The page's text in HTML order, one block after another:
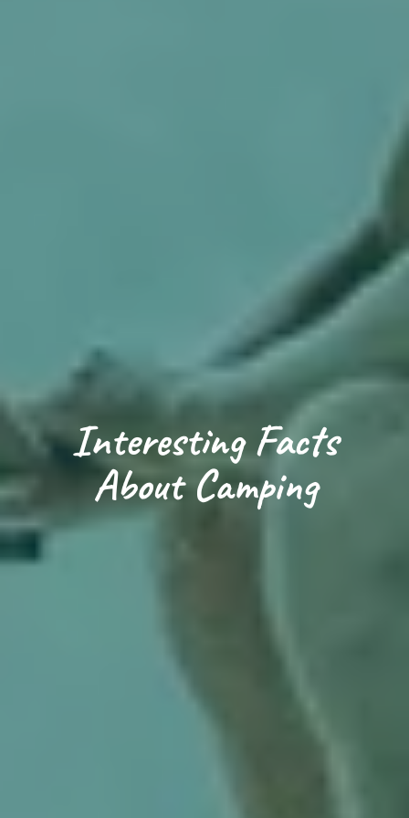
Interesting Facts
About Camping
Loading...